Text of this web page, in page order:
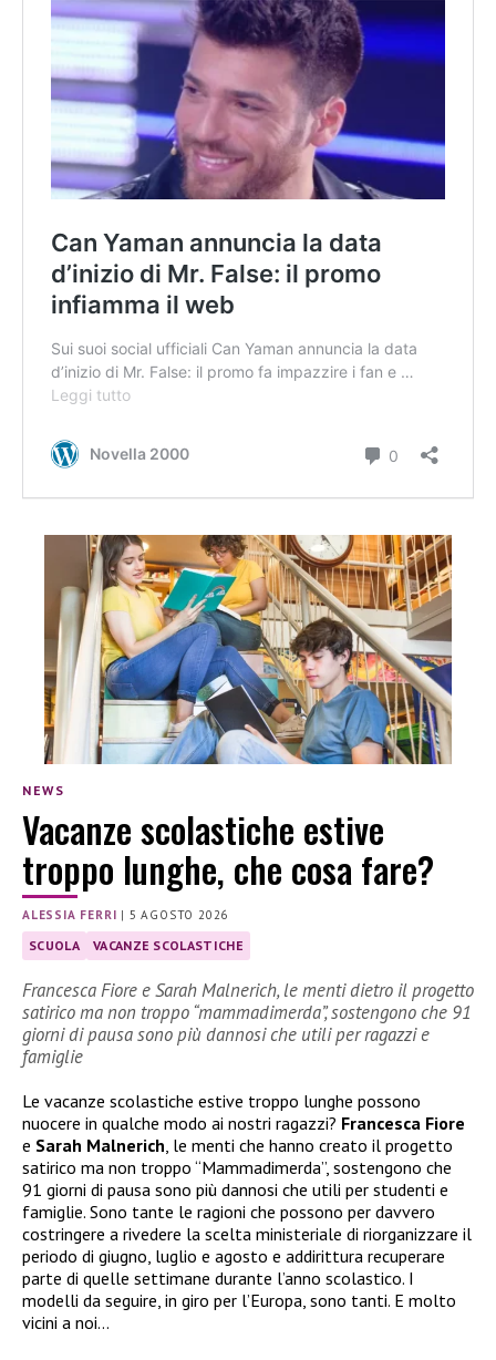
NEWS
Vacanze scolastiche estive
troppo lunghe, che cosa fare?
ALESSIA FERRI | 5 AGOSTO 2026
SCUOLA VACANZE SCOLASTICHE
Francesca Fiore e Sarah Malnerich, le menti dietro il progetto
satirico ma non troppo “mammadimerda”, sostengono che 91
giorni di pausa sono più dannosi che utili per ragazzi e
famiglie
Le vacanze scolastiche estive troppo lunghe possono
nuocere in qualche modo ai nostri ragazzi? Francesca Fiore
e Sarah Malnerich, le menti che hanno creato il progetto
satirico ma non troppo “Mammadimerda”, sostengono che
91 giorni di pausa sono più dannosi che utili per studenti e
famiglie. Sono tante le ragioni che possono per davvero
costringere a rivedere la scelta ministeriale di riorganizzare il
periodo di giugno, luglio e agosto e addirittura recuperare
parte di quelle settimane durante l’anno scolastico. I
modelli da seguire, in giro per l’Europa, sono tanti. E molto
vicini a noi…